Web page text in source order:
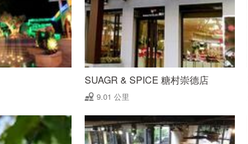
SUAGR & SPICE 糖村崇德店
9.01 公里